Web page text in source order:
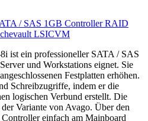
/ SAS 1GB Controller RAID
LSICVM
ist ein professioneller SATA / SAS
und Workstations eignet. Sie
Festplatten erhöhen.
Schreibzugriffe, indem er die
logischen Verbund erstellt. Die
Variante von Avago. Über den
einfach am Mainboard